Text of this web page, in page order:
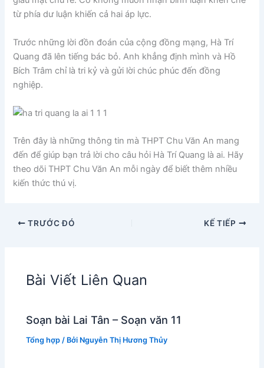
từ phía dư luận khiến cả hai áp lực.
Trước những lời đồn đoán của cộng đồng mạng, Hà Trí
Quang đã lên tiếng bác bỏ. Anh khẳng định mình và Hồ
Bích Trâm chỉ là tri kỷ và gửi lời chúc phúc đến đồng
nghiệp.
Trên đây là những thông tin mà THPT Chu Văn An mang
đến để giúp bạn trả lời cho câu hỏi Hà Trí Quang là ai. Hãy
theo dõi THPT Chu Văn An mỗi ngày để biết thêm nhiều
kiến thức thú vị.
TRƯỚC ĐÓ KẾ TIẾP
Bài Viết Liên Quan
Soạn bài Lai Tân – Soạn văn 11
Tổng hợp / Bởi Nguyễn Thị Hương Thủy